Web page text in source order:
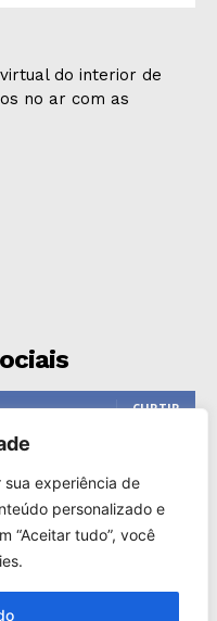
sua experiência de
personalizado e
“Aceitar tudo”, você
do interior de
no ar com as
CURTIR
SEGUIR
INSCREVER